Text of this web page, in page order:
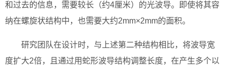
和过去的信息，需要较长（约4厘米）的光波导。即使将其容
纳在螺旋状结构中，也需要大约2mm×2mm的面积。
研究团队在设计时，与上述第二种结构相比，将波导宽
度扩大2倍，且通过用蛇形波导结构调整长度，在产生多个以